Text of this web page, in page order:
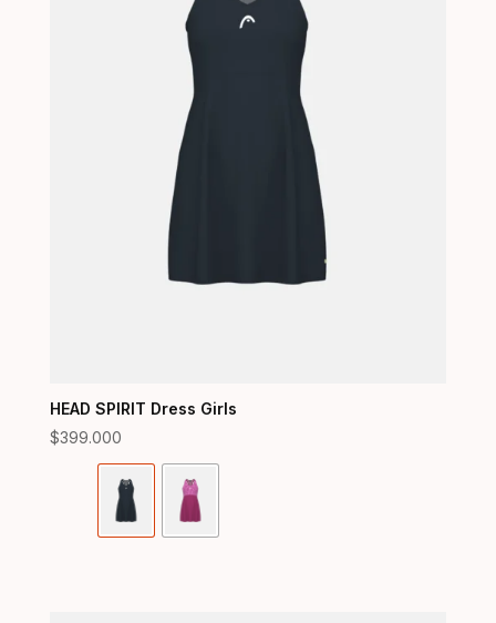
HEAD SPIRIT Dress Girls
$399.000